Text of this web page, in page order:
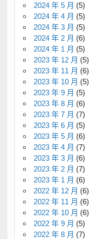
2024 年 5 月 (5)
2024 年 4 月 (5)
2024 年 3 月 (5)
2024 年 2 月 (6)
2024 年 1 月 (5)
2023 年 12 月 (5)
2023 年 11 月 (6)
2023 年 10 月 (5)
2023 年 9 月 (5)
2023 年 8 月 (6)
2023 年 7 月 (7)
2023 年 6 月 (5)
2023 年 5 月 (6)
2023 年 4 月 (7)
2023 年 3 月 (6)
2023 年 2 月 (7)
2023 年 1 月 (6)
2022 年 12 月 (6)
2022 年 11 月 (6)
2022 年 10 月 (6)
2022 年 9 月 (5)
2022 年 8 月 (7)